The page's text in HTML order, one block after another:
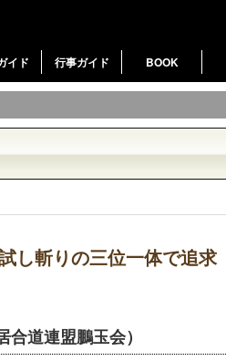
イド 行事ガイド BOOK
し斬りの三位一体で追求
道連盟鵬玉会）